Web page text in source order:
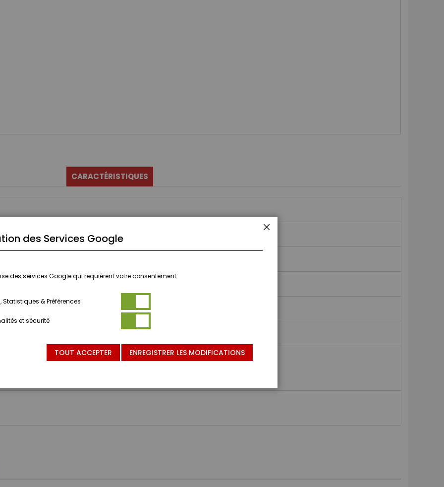
CARACTÉRISTIQUES
PAS AUX ENFANTS DE MOINS DE 3 ANS.
des Services Google
des services Google qui requièrent votre consentement.
Statistiques & Préférences
et sécurité
TOUT ACCEPTER ENREGISTRER LES MODIFICATIONS